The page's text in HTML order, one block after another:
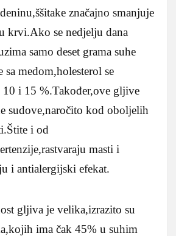
značajno smanjuje
krvi.Ako se nedjelju dana
samo deset grama suhe
sa medom,holesterol se
10 i 15 %.Također,ove gljive
sudove,naročito kod oboljelih
i od
masti i
i antialergijski efekat.
gljiva je velika,izrazito su
ima čak 45% u suhim